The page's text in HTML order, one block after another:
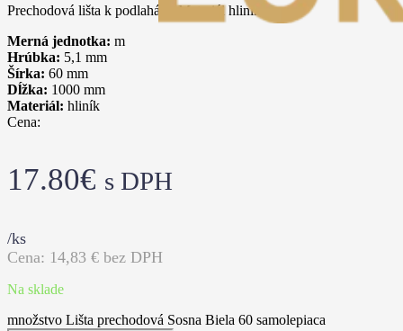
Prechodová lišta k podlahám. Materiál hliník.
Merná jednotka: m
Hrúbka: 5,1 mm
Šírka: 60 mm
Dĺžka: 1000 mm
Materiál: hliník
Cena:
17.80€ s DPH
/ks
Cena: 14,83 € bez DPH
Na sklade
množstvo Lišta prechodová Sosna Biela 60 samolepiaca